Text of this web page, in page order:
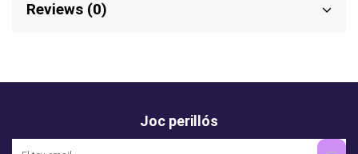
Reviews (0)
Joc perillós